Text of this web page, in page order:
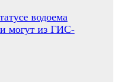
водоема
могут из ГИС-